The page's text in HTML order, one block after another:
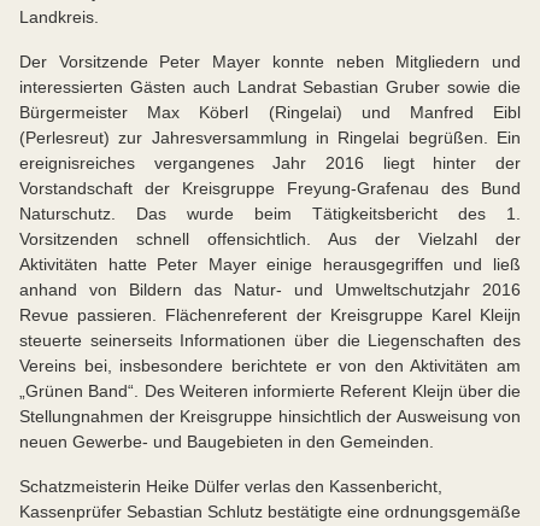
Landkreis.
Der Vorsitzende Peter Mayer konnte neben Mitgliedern und
interessierten Gästen auch Landrat Sebastian Gruber sowie die
Bürgermeister Max Köberl (Ringelai) und Manfred Eibl
(Perlesreut) zur Jahresversammlung in Ringelai begrüßen. Ein
ereignisreiches vergangenes Jahr 2016 liegt hinter der
Vorstandschaft der Kreisgruppe Freyung-Grafenau des Bund
Naturschutz. Das wurde beim Tätigkeitsbericht des 1.
Vorsitzenden schnell offensichtlich. Aus der Vielzahl der
Aktivitäten hatte Peter Mayer einige herausgegriffen und ließ
anhand von Bildern das Natur- und Umweltschutzjahr 2016
Revue passieren. Flächenreferent der Kreisgruppe Karel Kleijn
steuerte seinerseits Informationen über die Liegenschaften des
Vereins bei, insbesondere berichtete er von den Aktivitäten am
„Grünen Band“. Des Weiteren informierte Referent Kleijn über die
Stellungnahmen der Kreisgruppe hinsichtlich der Ausweisung von
neuen Gewerbe- und Baugebieten in den Gemeinden.
Schatzmeisterin Heike Dülfer verlas den Kassenbericht,
Kassenprüfer Sebastian Schlutz bestätigte eine ordnungsgemäße